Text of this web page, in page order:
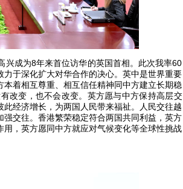
兴成为8年来首位访华的英国首相。此次我率60
于深化扩大对华合作的决心。英中是世界重要
着相互尊重、相互信任精神同中方建立长期稳
改变，也不会改变。英方愿与中方保持高层交
经济增长，为两国人民带来福祉。人民交往越
交往。香港繁荣稳定符合两国共同利益，英方
，英方愿同中方就应对气候变化等全球性挑战